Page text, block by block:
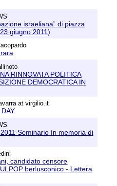
israeliana” di piazza
giugno 2011)
RINNOVATA POLITICA
DEMOCRATICA IN
at virgilio.it
Seminario In memoria di
candidato censore
berlusconico - Lettera